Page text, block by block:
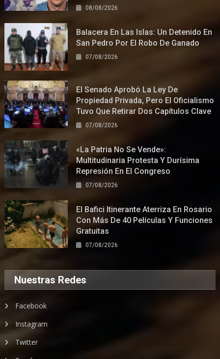
08/08/2026
Balacera En Las Islas: Un Detenido En
San Pedro Por El Robo De Ganado
07/08/2026
El Senado Aprobó La Ley De
Propiedad Privada, Pero El Oficialismo
Tuvo Que Retirar Dos Capítulos Clave
07/08/2026
«La Patria No Se Vende»:
Multitudinaria Protesta Y Durísima
Represión En El Congreso
07/08/2026
El Bafici Itinerante Aterriza En Rosario
Con Más De 40 Películas Y Funciones
Gratuitas
07/08/2026
Nuestras Redes
Facebook
Instagram
Twitter